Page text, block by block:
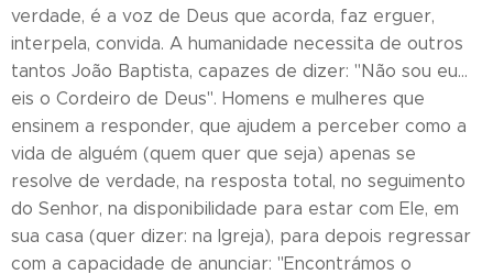
verdade, é a voz de Deus que acorda, faz erguer,
interpela, convida. A humanidade necessita de outros
tantos João Baptista, capazes de dizer: "Não sou eu…
eis o Cordeiro de Deus". Homens e mulheres que
ensinem a responder, que ajudem a perceber como a
vida de alguém (quem quer que seja) apenas se
resolve de verdade, na resposta total, no seguimento
do Senhor, na disponibilidade para estar com Ele, em
sua casa (quer dizer: na Igreja), para depois regressar
com a capacidade de anunciar: "Encontrámos o